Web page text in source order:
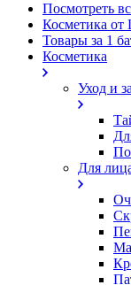
Посмотреть
Косметика от
Товары за 1
Косметика
Уход и
Для